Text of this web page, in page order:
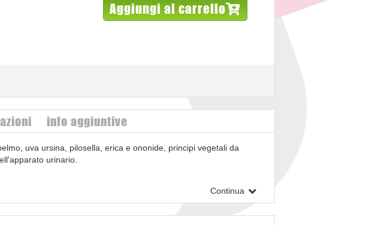
Aggiungi al carrello
info aggiuntive
uva ursina, pilosella, erica e ononide, principi vegetali da
urinario.
(arctostaphylos uva ursi) foglie polvere; pompelmo (citrus
sorbitolo; pilosella (hieraciumpilosella, maltodestrina) erba estratto
Continua